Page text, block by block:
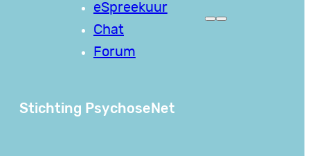
eSpreekuur
Chat
Forum
Stichting PsychoseNet